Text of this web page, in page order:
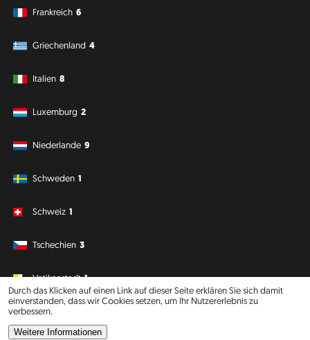
Durch das Klicken auf einen Link auf dieser Seite erklären Sie sich damit
einverstanden, dass wir Cookies setzen, um Ihr Nutzererlebnis zu
verbessern.
Weitere Informationen
Frankreich 6
Griechenland 4
Italien 8
Luxemburg 2
Niederlande 9
Schweden 1
Schweiz 1
Tschechien 3
Vatikanstadt 1
Südamerika
Philipp J. Conrad ·